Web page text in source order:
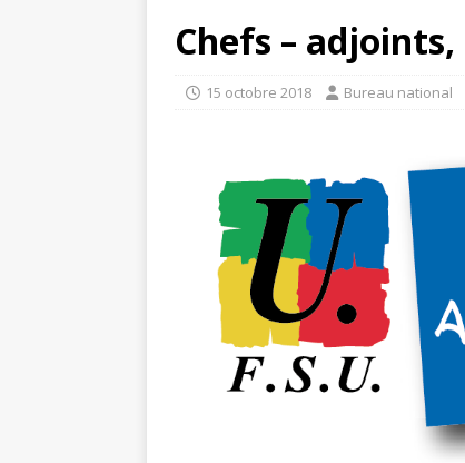
Chefs –
15 octobre 2018 Bureau national